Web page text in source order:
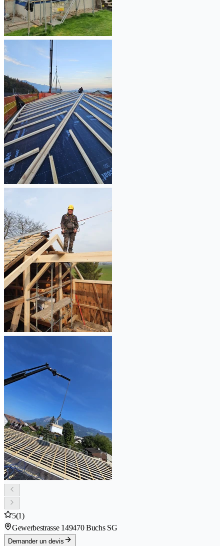
5(1)
Gewerbestrasse 149470 Buchs SG
Demander un devis